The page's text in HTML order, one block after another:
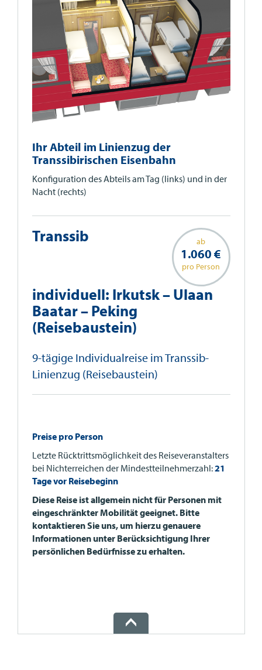
Ihr Abteil im Linienzug der
Transsibirischen Eisenbahn
Konfiguration des Abteils am Tag (links) und in der
Nacht (rechts)
ab
1.060 €
pro Person
Transsib
individuell: Irkutsk – Ulaan
Baatar – Peking
(Reisebaustein)
9-tägige Individualreise im Transsib-
Linienzug (Reisebaustein)
Preise pro Person
Letzte Rücktrittsmöglichkeit des Reiseveranstalters
bei Nichterreichen der Mindestteilnehmerzahl:21
Tage vor Reisebeginn
Diese Reise ist allgemein nicht für Personen mit
eingeschränkter Mobilität geeignet. Bitte
kontaktieren Sie uns, um hierzu genauere
Informationen unter Berücksichtigung Ihrer
persönlichen Bedürfnisse zu erhalten.